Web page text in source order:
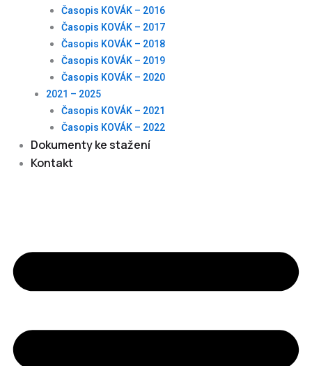
Časopis KOVÁK – 2016
Časopis KOVÁK – 2017
Časopis KOVÁK – 2018
Časopis KOVÁK – 2019
Časopis KOVÁK – 2020
2021 – 2025
Časopis KOVÁK – 2021
Časopis KOVÁK – 2022
Dokumenty ke stažení
Kontakt